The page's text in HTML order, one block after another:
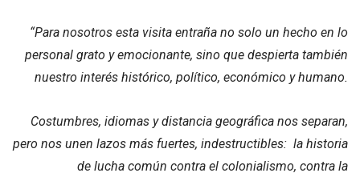
“Para nosotros esta visita entraña no solo un hecho en lo
personal grato y emocionante, sino que despierta también
nuestro interés histórico, político, económico y humano.
Costumbres, idiomas y distancia geográfica nos separan,
pero nos unen lazos más fuertes, indestructibles: la historia
de lucha común contra el colonialismo, contra la